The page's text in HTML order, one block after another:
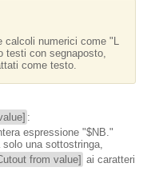
calcoli numerici come "L
testi con segnaposto,
come testo.
:
espressione "$NB."
una sottostringa,
from value] ai caratteri